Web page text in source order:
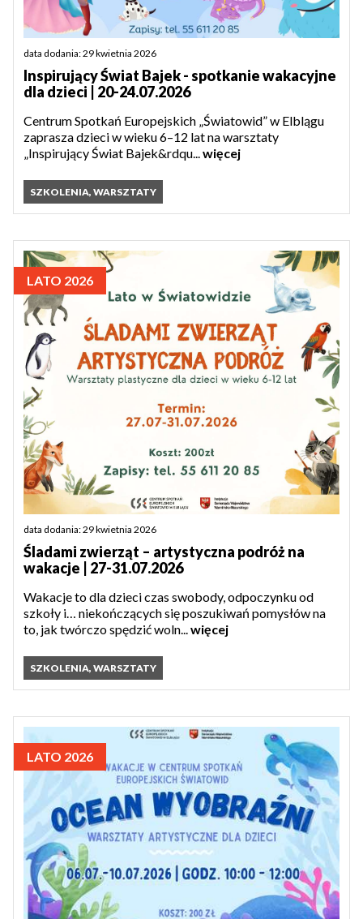
data dodania: 29 kwietnia 2026
Inspirujący Świat Bajek - spotkanie wakacyjne
dla dzieci | 20-24.07.2026
Centrum Spotkań Europejskich „Światowid” w Elblągu
zaprasza dzieci w wieku 6–12 lat na warsztaty
„Inspirujący Świat Bajek&rdqu...więcej
SZKOLENIA, WARSZTATY
LATO 2026
data dodania: 29 kwietnia 2026
Śladami zwierząt – artystyczna podróż na
wakacje | 27-31.07.2026
Wakacje to dla dzieci czas swobody, odpoczynku od
szkoły i… niekończących się poszukiwań pomysłów na
to, jak twórczo spędzić woln...więcej
SZKOLENIA, WARSZTATY
LATO 2026